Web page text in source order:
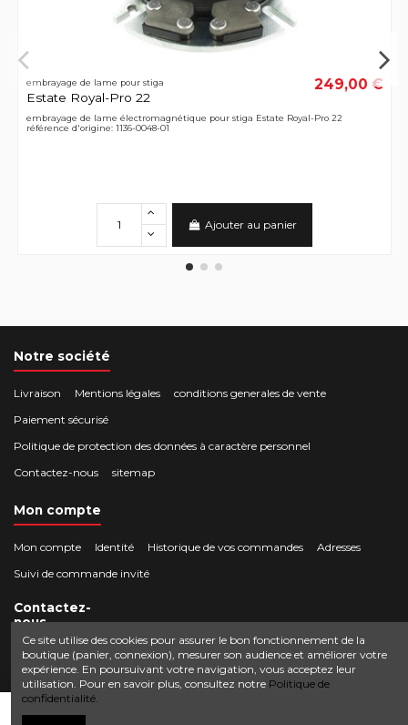
embrayage de lame pour stiga
Estate Royal-Pro 22
249,00 €
embrayage de lame électromagnétique pour stiga Estate Royal-Pro 22
référence d'origine: 1136-0048-01
Ajouter au panier
Notre société
Livraison Mentions légales
conditions generales de vente
Paiement sécurisé
Politique de protection des données à caractère personnel
Contactez-nous
sitemap
Mon compte
Mon compte Identité Historique de vos commandes
Adresses
Suivi de commande invité
Contactez-
nous
Crocbois-motoculture.com
50 route de Villefort 48800 Pied-de-Borne
0624436257
contact@crocbois-motoculture.com
Ce site utilise des cookies pour assurer le bon fonctionnement de la
boutique (panier, connexion), mesurer son audience et améliorer votre
expérience. En poursuivant votre navigation, vous acceptez leur
utilisation. Pour en savoir plus, consultez notre Politique de
confidentialité.